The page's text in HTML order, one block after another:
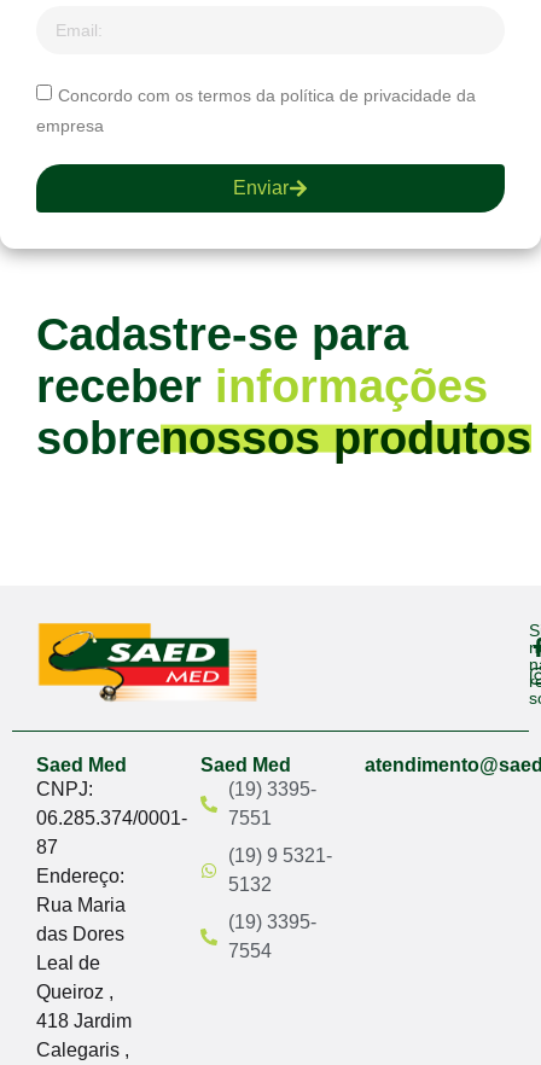
Concordo com os termos da política de privacidade da
empresa
Enviar
Cadastre-se para
receber informações
sobrenossos produtos
Saed Med
CNPJ:
06.285.374/0001-
87
Endereço:
Rua Maria
das Dores
Leal de
Queiroz ,
418 Jardim
Calegaris ,
Saed Med
(19) 3395-
7551
(19) 9 5321-
5132
(19) 3395-
7554